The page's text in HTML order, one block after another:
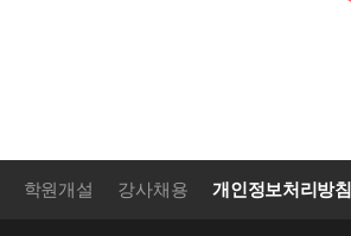
학원개설 강사채용 개인정보처리방침